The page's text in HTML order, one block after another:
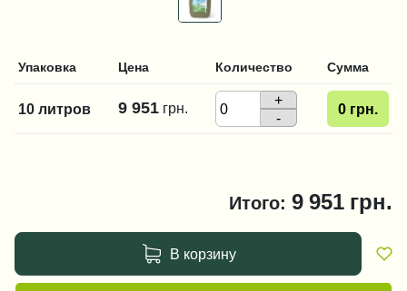
Упаковка Цена Количество Сумма
10 литров 9 951 грн.
+
-
0 грн.
Итого: 9 951 грн.
В корзину